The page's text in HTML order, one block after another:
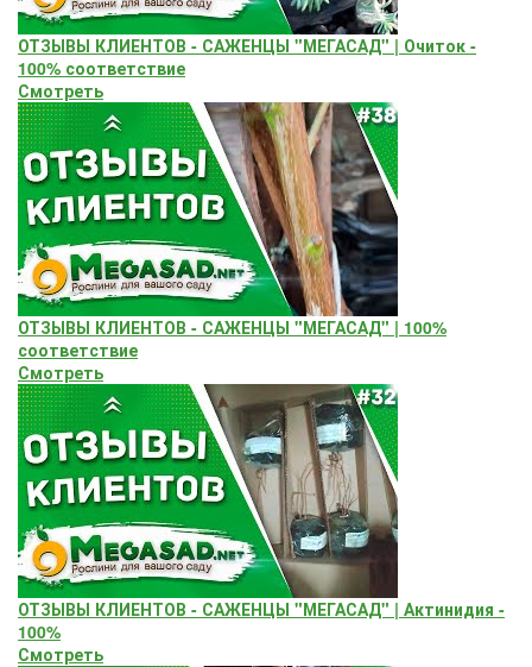
ОТЗЫВЫ КЛИЕНТОВ - САЖЕНЦЫ "МЕГАСАД" | Очиток -
100% соответствие
Смотреть
ОТЗЫВЫ КЛИЕНТОВ - САЖЕНЦЫ "МЕГАСАД" | 100%
соответствие
Смотреть
ОТЗЫВЫ КЛИЕНТОВ - САЖЕНЦЫ "МЕГАСАД" | Актинидия -
100%
Смотреть